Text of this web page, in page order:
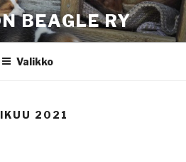
BEAGLE RY
Valikko
2021